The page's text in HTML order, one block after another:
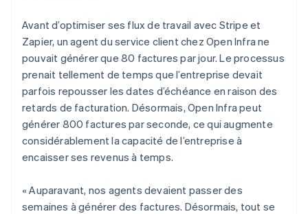
Avant d’optimiser ses flux de travail avec Stripe et
Zapier, un agent du service client chez Open Infra ne
pouvait générer que 80 factures par jour. Le processus
prenait tellement de temps que l’entreprise devait
parfois repousser les dates d’échéance en raison des
retards de facturation. Désormais, Open Infra peut
générer 800 factures par seconde, ce qui augmente
considérablement la capacité de l’entreprise à
encaisser ses revenus à temps.
« Auparavant, nos agents devaient passer des
semaines à générer des factures. Désormais, tout se